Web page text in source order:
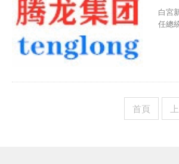
白宮
任總
首頁